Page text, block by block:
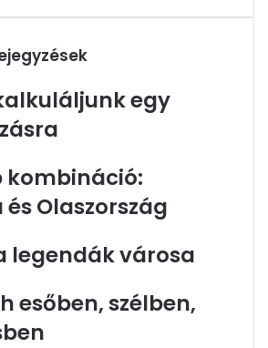
egy
kombináció:
és Olaszország
legendák városa
esőben, szélben,